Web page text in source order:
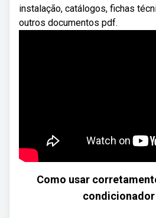
instalação, catálogos, fichas
outros documentos pdf.
Como usar
condicionador